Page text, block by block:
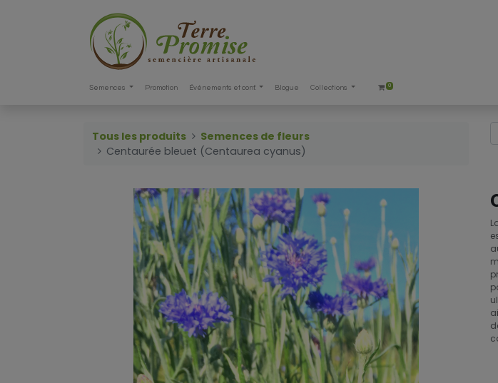
Semences Promotion Événements et conf. Blogue Collections 0
Tous les produits
Semences de fleurs
Centaurée bleuet (Centaurea cyanus)